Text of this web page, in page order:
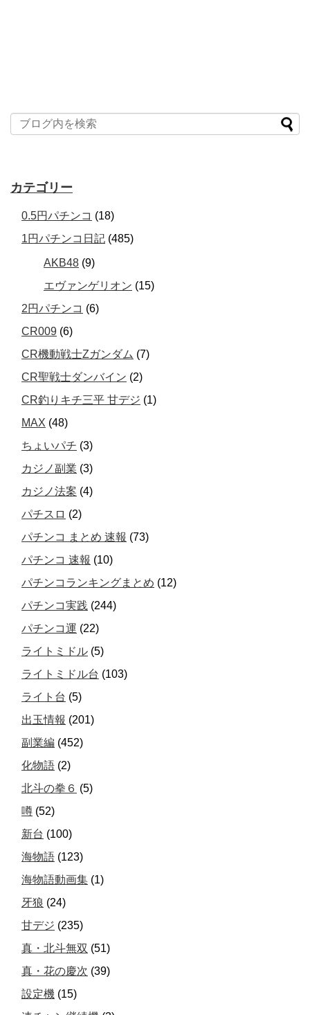
カテゴリー
0.5円パチンコ (18)
1円パチンコ日記 (485)
AKB48 (9)
エヴァンゲリオン (15)
2円パチンコ (6)
CR009 (6)
CR機動戦士Zガンダム (7)
CR聖戦士ダンバイン (2)
CR釣りキチ三平 甘デジ (1)
MAX (48)
ちょいパチ (3)
カジノ副業 (3)
カジノ法案 (4)
パチスロ (2)
パチンコ まとめ 速報 (73)
パチンコ 速報 (10)
パチンコランキングまとめ (12)
パチンコ実践 (244)
パチンコ運 (22)
ライトミドル (5)
ライトミドル台 (103)
ライト台 (5)
出玉情報 (201)
副業編 (452)
化物語 (2)
北斗の拳６ (5)
噂 (52)
新台 (100)
海物語 (123)
海物語動画集 (1)
牙狼 (24)
甘デジ (235)
真・北斗無双 (51)
真・花の慶次 (39)
設定機 (15)